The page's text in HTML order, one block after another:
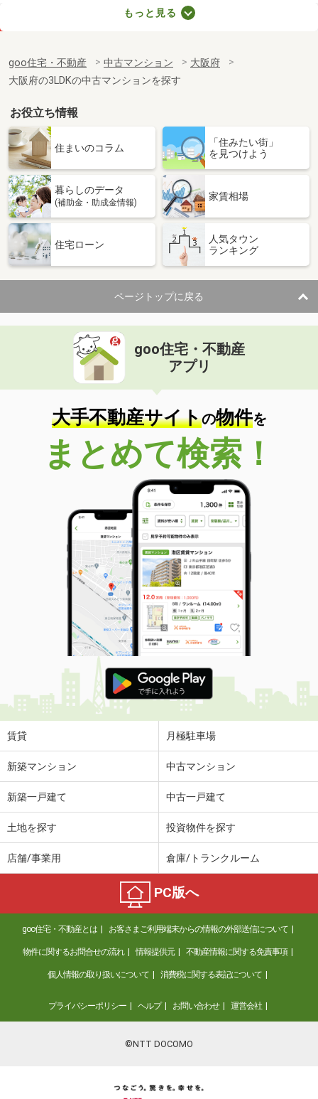
大阪府大阪市港区弁天３
専有面積 60.12m²
間取り
3LDK
大阪府大阪市港区池島３
価 格
3,090万円
大阪府大阪市港区池島３
専有面積 92.67m²
間取り
大阪府大阪市港区南市岡３
6,880万円
住 所
大阪府大阪市港区南市岡３
専有面積 91.15m²
間取り
3LDK
大阪府大阪市港区南市岡３
価 格
6,880万円
住 所
大阪府大阪市港区南市岡３
専有面積 90.23m²
間取り
3LDK
大阪府松原市東新町３
価 格
3,298万円
大阪府松原市東新町３
82.82m²
間取り
4LDK
大阪府大阪市東住吉区東田辺２
価 格
2,580万円
住 所
大阪府大阪市東住吉区東田辺２
専有面積 59.68m²
間取り
3LDK
大阪府大阪市東住吉区東田辺２
価 格
2,580万円
住 所
大阪府大阪市東住吉区東田辺２
専有面積
大阪府大阪市東住吉区東田辺２
2,580万円
3,699万円
住 所
大阪府大阪市阿倍野区天王寺町北１丁
目
間取り
3LDK
価 格
4,770万円
81.09m²
もっと見る
goo住宅・不動産 中古マンション
大阪府
大阪府の3LDKの中古マンションを探す
お役立ち情報
住まいのコラム
「住みたい街」
を見つけよう
暮らしのデータ
(補助金・助成金情報)
家賃相場
住宅ローン
人気タウン
ランキング
ページトップに戻る
goo住宅・不動産
アプリ
大手不動産サイトの物件を
まとめて検索！
賃貸 月極駐車場
新築マンション 中古マンション
新築一戸建て 中古一戸建て
土地を探す 投資物件を探す
店舗/事業用 倉庫/トランクルーム
PC版へ
goo住宅・不動産とは お客さまご利用端末からの情報の外部送信について
物件に関するお問合せの流れ 情報提供元 不動産情報に関する免責事項
個人情報の取り扱いについて 消費税に関する表記について
プライバシーポリシー ヘルプ お問い合わせ 運営会社
©NTT DOCOMO